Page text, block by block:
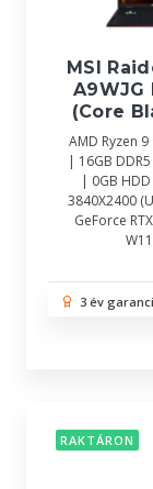
MSI
A9WJG
(Core
AMD Ryzen
| 16GB
| 0GB
3840X2400
GeForce
3 év
RAKTÁRON